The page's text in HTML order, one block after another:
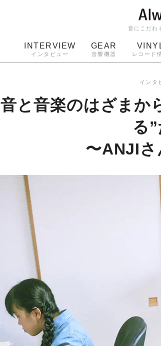
音にこだわ
INTERVIEW
インタビュー
GEAR
音響機器 レコード
インタ
音と音楽のはざまか
る
〜ANJIさ